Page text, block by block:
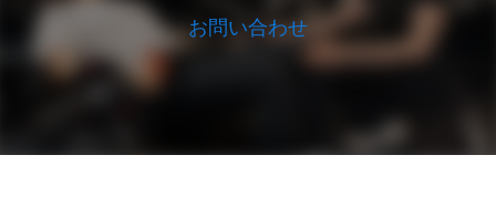
お問い合わせ